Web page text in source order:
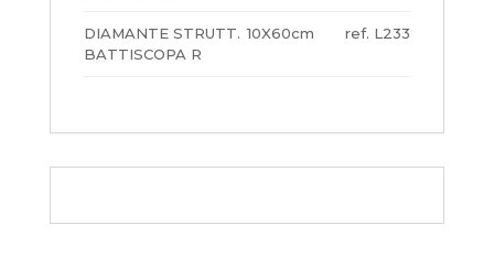
DIAMANTE STRUTT.
BATTISCOPA R
10X60cm L233